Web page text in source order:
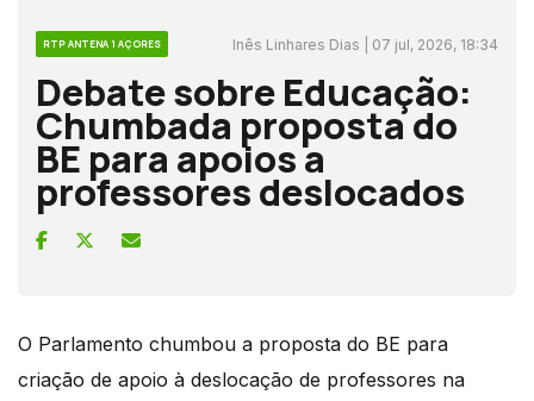
RTP ANTENA 1 AÇORES Inês Linhares Dias | 07 jul, 2026, 18:34
Debate sobre Educação:
Chumbada proposta do
BE para apoios a
professores deslocados
O Parlamento chumbou a proposta do BE para
criação de apoio à deslocação de professores na